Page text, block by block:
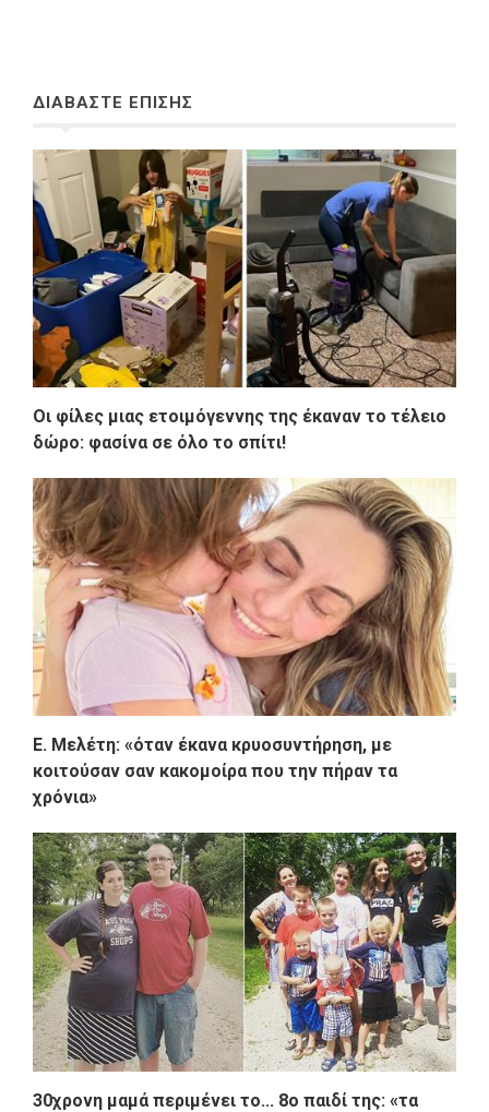
ΔΙΑΒΑΣΤΕ ΕΠΙΣΗΣ
Οι φίλες μιας ετοιμόγεννης της έκαναν το τέλειο
δώρο: φασίνα σε όλο το σπίτι!
Ε. Μελέτη: «όταν έκανα κρυοσυντήρηση, με
κοιτούσαν σαν κακομοίρα που την πήραν τα
χρόνια»
30χρονη μαμά περιμένει το... 8ο παιδί της: «τα